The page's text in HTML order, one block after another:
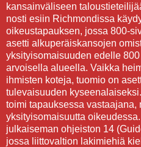
kansainväliseen
nosti esiin Richmondissa
oikeustapauksen, jossa 800-
asetti alkuperäiskansojen
yksityisomaisuuden edelle
arvoisella alueella. Vaikka
ihmisten koteja, tuomio on
tulevaisuuden
toimi tapauksessa vastaajana,
yksityisomaisuutta
julkaiseman ohjeiston 14
jossa liittovaltion lakimiehiä